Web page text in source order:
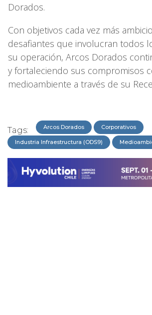
Dorados.
Con objetivos cada vez más
desafiantes que involucran todos
su operación, Arcos Dorados
y fortaleciendo sus compromisos
medioambiente a través de su
Tags: Arcos Dorados Corporativos
Industria Infraestructura (ODS9)